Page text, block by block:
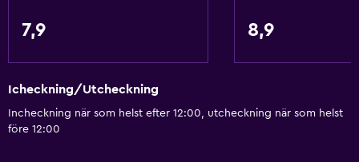
tillkomma.
Handikappvänligt
7,9 8,9
Icheckning/Utcheckning
Incheckning när som helst efter 12:00, utcheckning när som helst
före 12:00